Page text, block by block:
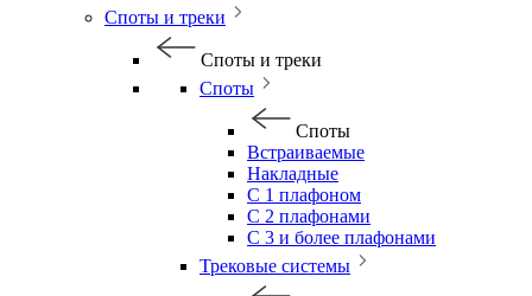
Споты и треки
Споты и треки
Споты
Споты
Встраиваемые
Накладные
С 1 плафоном
С 2 плафонами
С 3 и более плафонами
Трековые системы